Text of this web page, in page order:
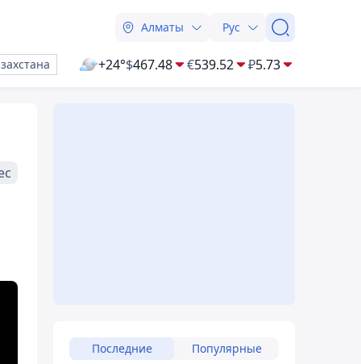
Алматы Рус
+24°$467.48 €539.52 ₽5.73
Последние Популярные